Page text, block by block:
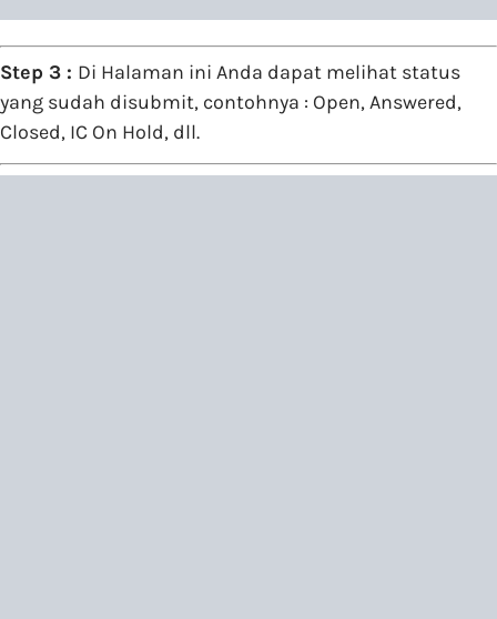
Step 3 : Di Halaman ini Anda dapat melihat status
yang sudah disubmit, contohnya : Open, Answered,
Closed, IC On Hold, dll.